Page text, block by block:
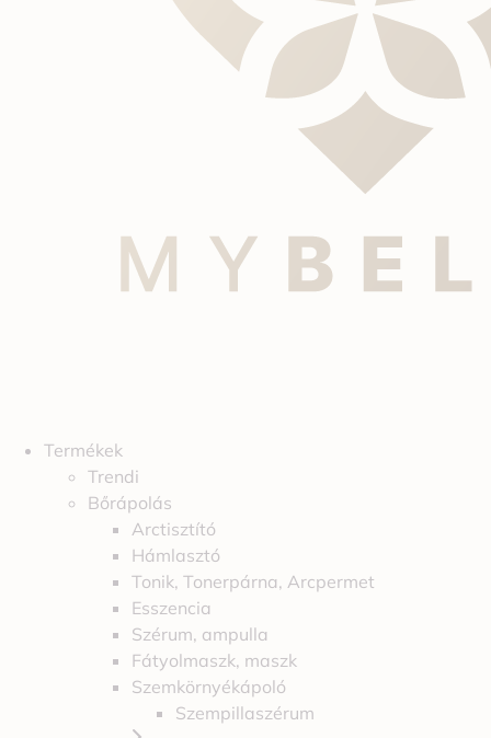
Termékek
Trendi
Bőrápolás
Arctisztító
Hámlasztó
Tonik, Tonerpárna, Arcpermet
Esszencia
Szérum, ampulla
Fátyolmaszk, maszk
Szemkörnyékápoló
Szempillaszérum